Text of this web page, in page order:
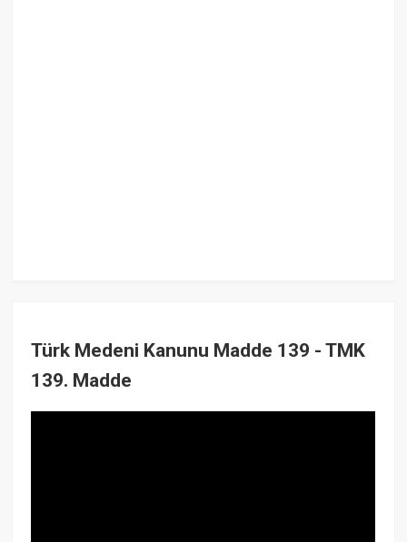
Türk Medeni Kanunu Madde 139 - TMK
139. Madde